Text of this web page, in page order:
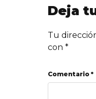
Deja
Tu
con *
Comentario *